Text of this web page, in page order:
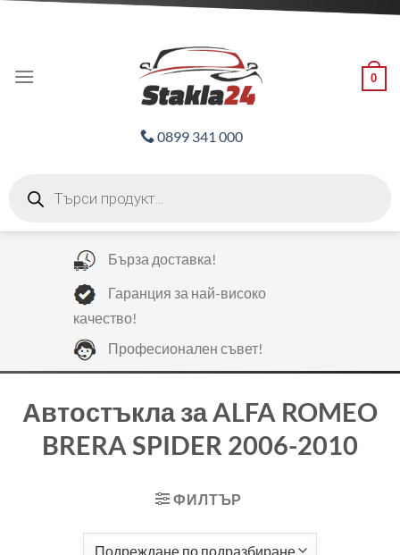
0
0899 341 000
search
Бърза доставка!
Гаранция за най-високо
качество!
Професионален съвет!
Автостъкла за ALFA ROMEO
BRERA SPIDER 2006-2010
ФИЛТЪР